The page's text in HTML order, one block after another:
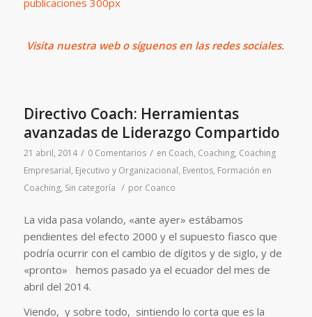
Visitanuestra web o síguenos en las redes sociales.
Directivo Coach: Herramientas
avanzadas de Liderazgo Compartido
21 abril, 2014 / 0 Comentarios / en Coach, Coaching, Coaching
Empresarial, Ejecutivo y Organizacional, Eventos, Formación en
Coaching, Sin categoría / por Coanco
La vida pasa volando, «ante ayer» estábamos
pendientes del efecto 2000 y el supuesto fiasco que
podría ocurrir con el cambio de dígitos y de siglo, y de
«pronto» hemos pasado ya el ecuador del mes de
abril del 2014.
Viendo, y sobre todo, sintiendo lo corta que es la